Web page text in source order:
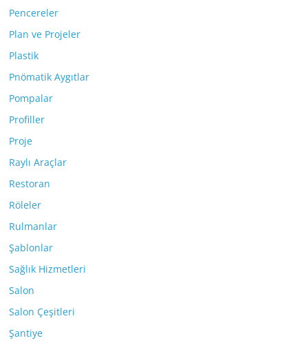
Pencereler
Plan ve Projeler
Plastik
Pnömatik Aygıtlar
Pompalar
Profiller
Proje
Raylı Araçlar
Restoran
Röleler
Rulmanlar
Şablonlar
Sağlık Hizmetleri
Salon
Salon Çeşitleri
Şantiye